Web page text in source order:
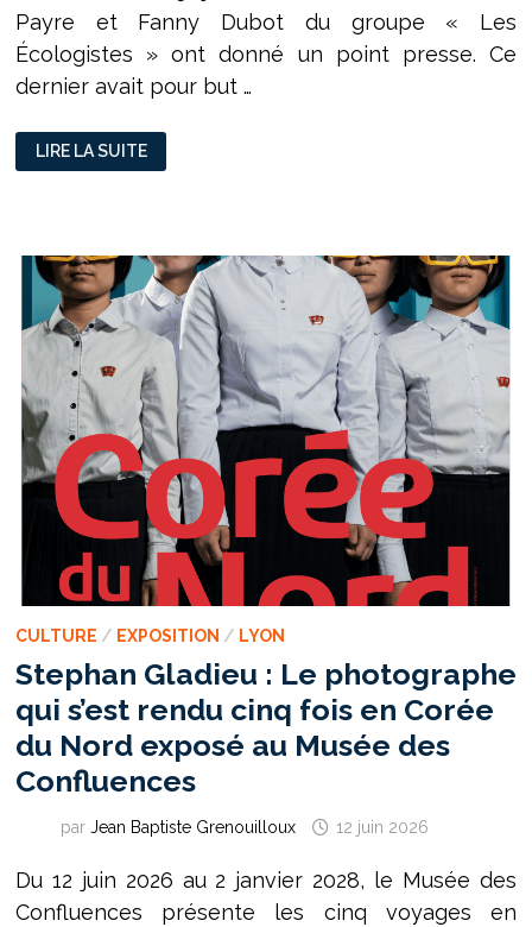
Payre et Fanny Dubot du groupe « Les
Écologistes » ont donné un point presse. Ce
dernier avait pour but …
POINT
PRESSE
DES
DE
LYON
BILAN
ET
INQUIÉTUDES
FACE
NOUVELLE
MAJORITÉ
LIRE LA SUITE
CULTURE / EXPOSITION / LYON
Stephan Gladieu : Le photographe
qui s’est rendu cinq fois en Corée
du Nord exposé au Musée des
Confluences
par Jean Baptiste Grenouilloux 12 juin 2026
Du 12 juin 2026 au 2 janvier 2028, le Musée des
Confluences présente les cinq voyages en